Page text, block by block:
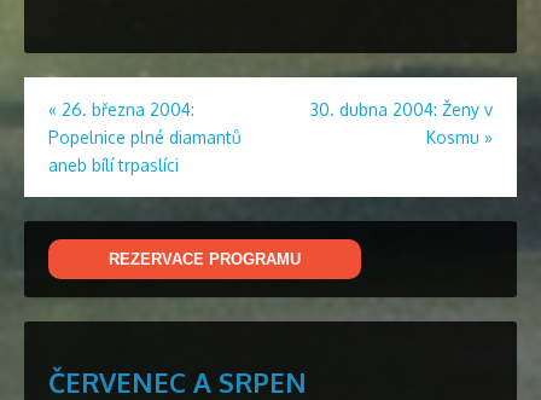
Navigace
pro
příspěvek
« 26. března 2004:
Popelnice plné diamantů
aneb bílí trpaslíci
30. dubna 2004: Ženy v
Kosmu »
REZERVACE PROGRAMU
ČERVENEC A SRPEN